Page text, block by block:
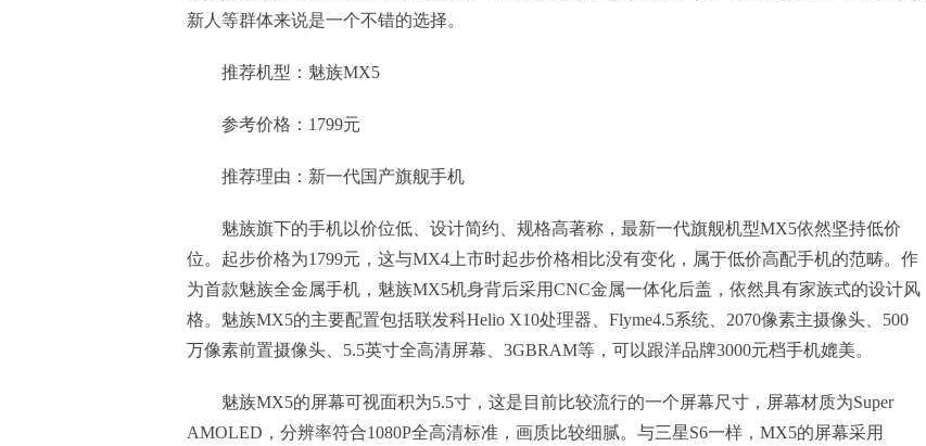
新人等群体来说是一个不错的选择。
推荐机型：魅族MX5
参考价格：1799元
推荐理由：新一代国产旗舰手机
魅族旗下的手机以价位低、设计简约、规格高著称，最新一代旗舰机型MX5依然坚持低价
位。起步价格为1799元，这与MX4上市时起步价格相比没有变化，属于低价高配手机的范畴。作
为首款魅族全金属手机，魅族MX5机身背后采用CNC金属一体化后盖，依然具有家族式的设计风
格。魅族MX5的主要配置包括联发科Helio X10处理器、Flyme4.5系统、2070像素主摄像头、500
万像素前置摄像头、5.5英寸全高清屏幕、3GBRAM等，可以跟洋品牌3000元档手机媲美。
魅族MX5的屏幕可视面积为5.5寸，这是目前比较流行的一个屏幕尺寸，屏幕材质为Super
AMOLED，分辨率符合1080P全高清标准，画质比较细腻。与三星S6一样，MX5的屏幕采用